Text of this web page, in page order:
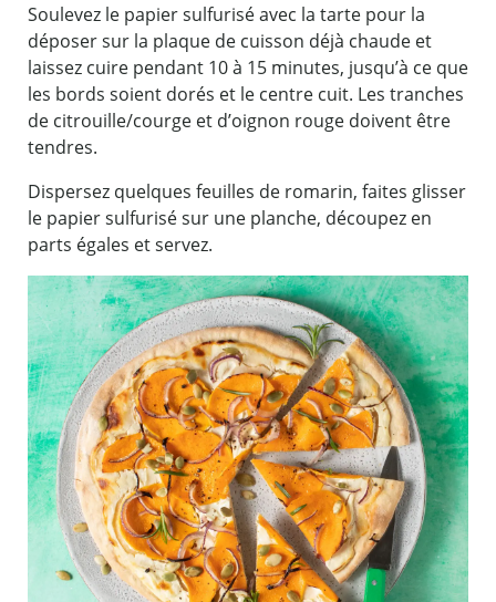
Soulevez le papier sulfurisé avec la tarte pour la
déposer sur la plaque de cuisson déjà chaude et
laissez cuire pendant 10 à 15 minutes, jusqu’à ce que
les bords soient dorés et le centre cuit. Les tranches
de citrouille/courge et d’oignon rouge doivent être
tendres.
Dispersez quelques feuilles de romarin, faites glisser
le papier sulfurisé sur une planche, découpez en
parts égales et servez.